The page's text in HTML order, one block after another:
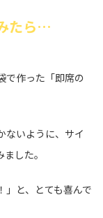
たら…
で作った「即席の
ないように、サイ
した。
」と、とても喜んで